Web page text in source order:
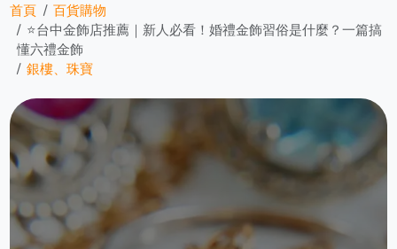
首頁
百貨購物
⭐台中金飾店推薦｜新人必看！婚禮金飾習俗是什麼？一篇搞
懂六禮金飾
銀樓、珠寶